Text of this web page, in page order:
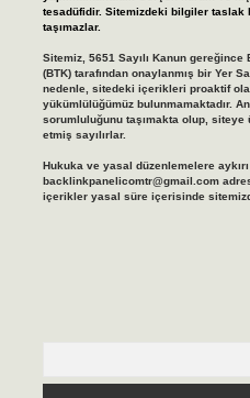
tesadüfidir. Sitemizdeki bilgiler
taşımazlar.
Sitemiz, 5651 Sayılı Kanun
(BTK) tarafından onaylanmış bir Yer
nedenle, sitedeki içerikleri proaktif
yükümlülüğümüz bulunmamaktadır.
sorumluluğunu taşımakta olup,
etmiş sayılırlar.
Hukuka ve yasal düzenlemelere
backlinkpanelicomtr@gmail.com
içerikler yasal süre içerisinde